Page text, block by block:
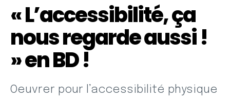
« L’accessibilité, ça
nous regarde aussi !
» en BD !
Oeuvrer pour l’accessibilité physique